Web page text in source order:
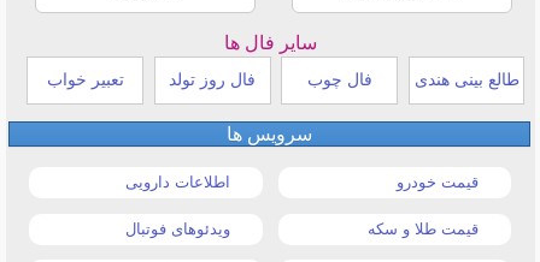
سایر فال ها
طالع بینی هندی فال چوب فال روز تولد تعبیر خواب
سرویس ها
قیمت خودرو اطلاعات دارویی
قیمت طلا و سکه ویدئوهای فوتبال